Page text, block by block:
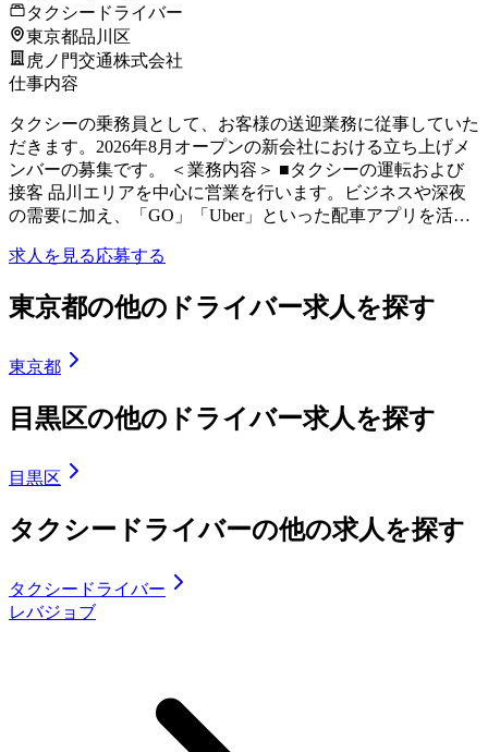
タクシードライバー
東京都品川区
虎ノ門交通株式会社
仕事内容
タクシーの乗務員として、お客様の送迎業務に従事していた
だきます。2026年8月オープンの新会社における立ち上げメ
ンバーの募集です。 ＜業務内容＞ ■タクシーの運転および
接客 品川エリアを中心に営業を行います。ビジネスや深夜
の需要に加え、「GO」「Uber」といった配車アプリを活…
求人を見る応募する
東京都の他のドライバー求人を探す
東京都
目黒区の他のドライバー求人を探す
目黒区
タクシードライバーの他の求人を探す
タクシードライバー
レバジョブ